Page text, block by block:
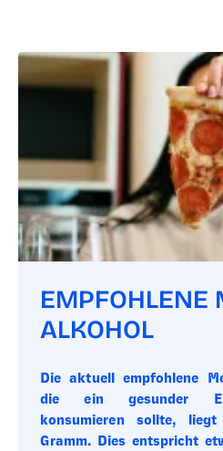
EMPFOHLENE
ALKOHOL
Die aktuell empfohlene
die ein gesunder
konsumieren sollte,
Gramm. Dies entspricht